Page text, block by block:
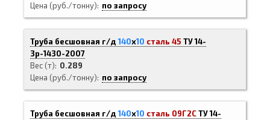
Цена (руб./тонну)
по запросу
Труба бесшовная г/д140х10 сталь 45 ТУ 14-
3р-1430-2007
Вес (т)
0.289
Цена (руб./тонну)
по запросу
Труба бесшовная г/д140х10 сталь 09Г2СТУ 14-